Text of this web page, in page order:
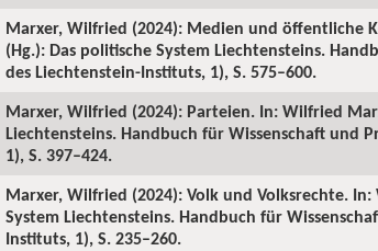
Marxer, Wilfried (2024): Medien und öffentliche
(Hg.): Das politische System Liechtensteins.
des Liechtenstein-Instituts, 1), S. 575–600.
Marxer, Wilfried (2024): Parteien. In: Wilfried
Liechtensteins. Handbuch für Wissenschaft und
1), S. 397–424.
Marxer, Wilfried (2024): Volk und Volksrechte.
System Liechtensteins. Handbuch für
Instituts, 1), S. 235–260.